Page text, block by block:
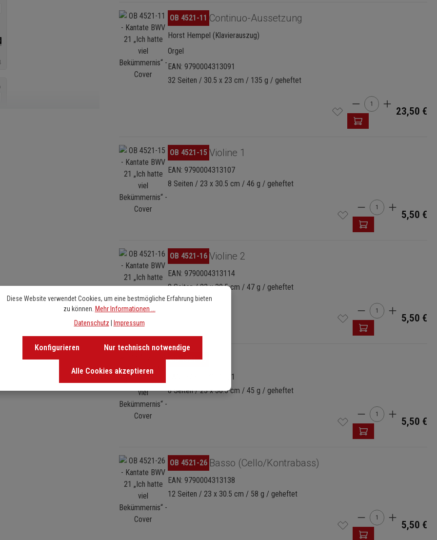
Bildergalerie überspringen
OB 4521-11 Continuo-Aussetzung
Horst Hempel (Klavierauszug)
Orgel
EAN: 9790004313091
32 Seiten / 30.5 x 23 cm / 135 g / geheftet
Produkt Anzahl:
23,50 €
Bildergalerie überspringen
OB 4521-15 Violine 1
EAN: 9790004313107
8 Seiten / 23 x 30.5 cm / 46 g / geheftet
Produkt Anzahl:
5,50 €
Bildergalerie überspringen
OB 4521-16 Violine 2
EAN: 9790004313114
8 Seiten / 23 x 30.5 cm / 47 g / geheftet
Produkt Anzahl:
5,50 €
OB 4521-19
EAN: 9790004313121
8 Seiten / 23 x 30.5 cm / 45 g / geheftet
Produkt Anzahl:
5,50 €
Bildergalerie überspringen
OB 4521-26 Basso (Cello/Kontrabass)
EAN: 9790004313138
12 Seiten / 23 x 30.5 cm / 58 g / geheftet
Produkt Anzahl:
5,50 €
Diese Website verwendet Cookies, um eine bestmögliche Erfahrung bieten
zu können. Mehr Informationen ...
Datenschutz
Impressum
Nur technisch notwendige
Konfigurieren
Alle Cookies akzeptieren